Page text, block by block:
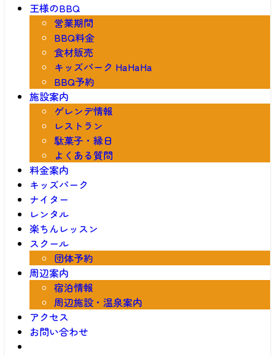
王様のBBQ
営業期間
BBQ料金
食材販売
キッズパーク HaHaHa
BBQ予約
施設案内
ゲレンデ情報
レストラン
駄菓子・縁日
よくある質問
料金案内
キッズパーク
ナイター
レンタル
楽ちんレッスン
スクール
団体予約
周辺案内
宿泊情報
周辺施設・温泉案内
アクセス
お問い合わせ